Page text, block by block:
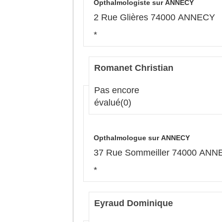
Opthalmologiste sur ANNECY
2 Rue Glières 74000 ANNECY
*
Romanet Christian
Pas encore
évalué(0)
Opthalmologue sur ANNECY
37 Rue Sommeiller 74000
*
Eyraud Dominique